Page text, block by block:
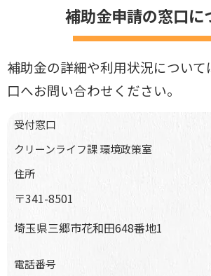
補助金申請の窓口に
補助金の詳細や利用状況につい
口へお問い合わせください。
受付窓口
クリーンライフ課 環境政策室
住所
〒341-8501
埼玉県三郷市花和田648番地1
電話番号